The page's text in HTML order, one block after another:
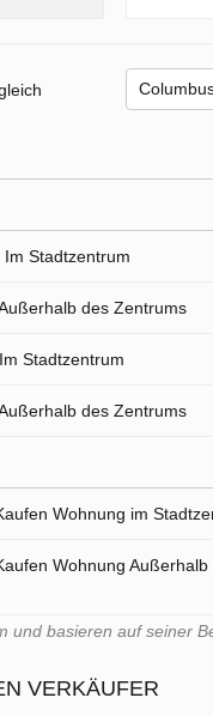
Stadtzentrum
des Zentrums
Stadtzentrum
des Zentrums
Wohnung im
Wohnung
und basieren auf seiner
VERKÄUFER